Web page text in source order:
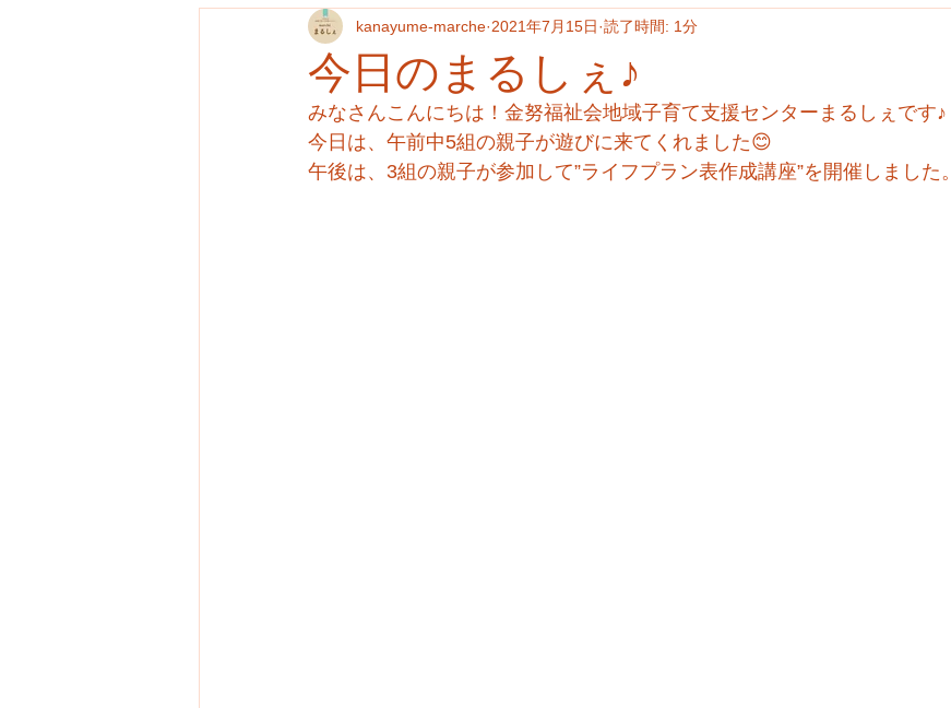
今日のまるしぇ♪
kanayume-marche 2021年7月15日 読了時間: 1分
みなさんこんにちは！金努福祉会地域子育て支援センターまるしぇです♪
今日は、午前中5組の親子が遊びに来てくれました😊
午後は、3組の親子が参加して”ライフプラン表作成講座”を開催しました。